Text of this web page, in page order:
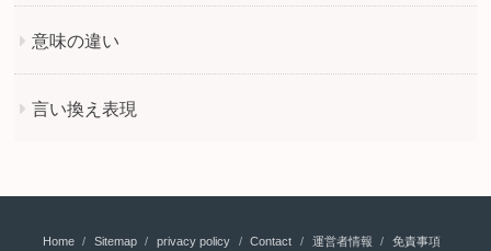
意味の違い
言い換え表現
Home Sitemap privacy policy Contact 運営者情報 免責事項